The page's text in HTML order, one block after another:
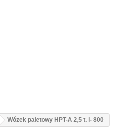
Wózek paletowy HPT-A 2,5 t. l- 800